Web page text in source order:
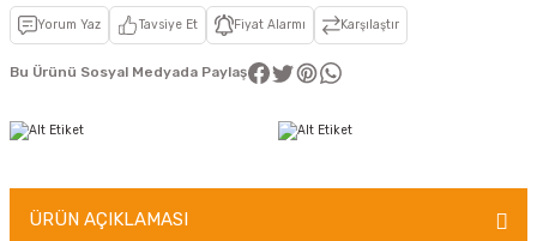
Yorum Yaz Tavsiye Et Fiyat Alarmı Karşılaştır
Bu Ürünü Sosyal Medyada Paylaş
ÜRÜN AÇIKLAMASI